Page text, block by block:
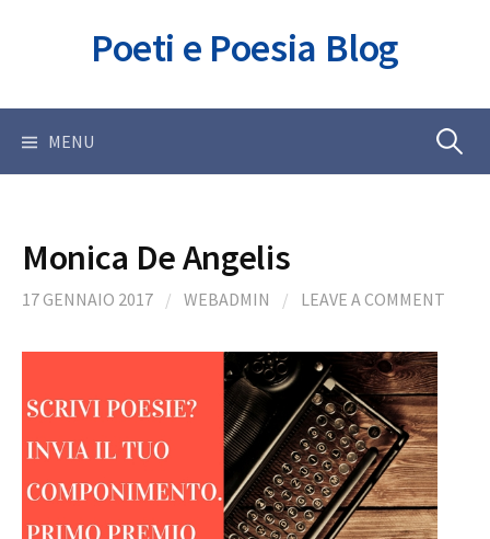
Poeti e Poesia Blog
MENU Ricerca
Monica De Angelis
17 GENNAIO 2017 / WEBADMIN / LEAVE A COMMENT